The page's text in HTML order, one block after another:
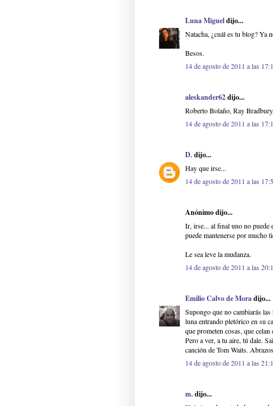
Luna Migueldijo...
Natacha, ¿cuál es tu blog? Ya
Besos.
14 de agosto de 2011 a las
aleskander62dijo...
Roberto Bolaño, Ray
14 de agosto de 2011 a las
D.dijo...
Hay que irse...
14 de agosto de 2011 a las
Anónimo dijo...
Ir, irse... al final uno no puede
puede mantenerse por mucho
Le sea leve la mudanza.
14 de agosto de 2011 a las
Emilio Calvo de Moradijo...
Supongo que no cambiarás
luna entrando pletórico en su
que prometen cosas, que
Pero a ver, a tu aire, tú dale.
canción de Tom Waits. Abrazos
14 de agosto de 2011 a las
m.dijo...